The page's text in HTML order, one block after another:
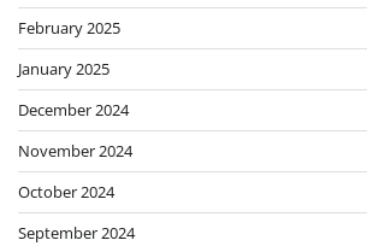
February 2025
January 2025
December 2024
November 2024
October 2024
September 2024